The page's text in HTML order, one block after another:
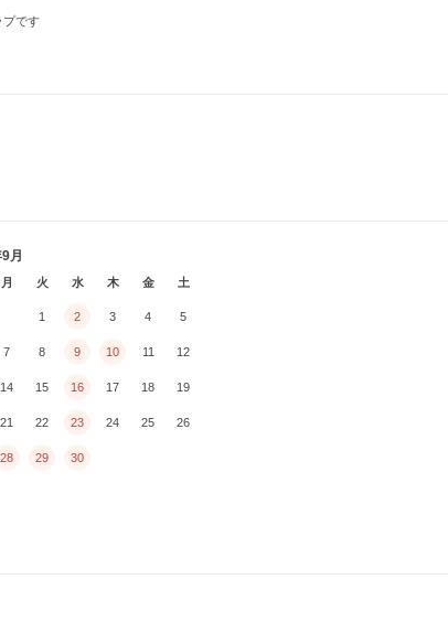
プです
月
月 火 水 木 金 土
1 2 3 4 5
7 8 9 10 11 12
14 15 16 17 18 19
21 22 23 24 25 26
28 29 30